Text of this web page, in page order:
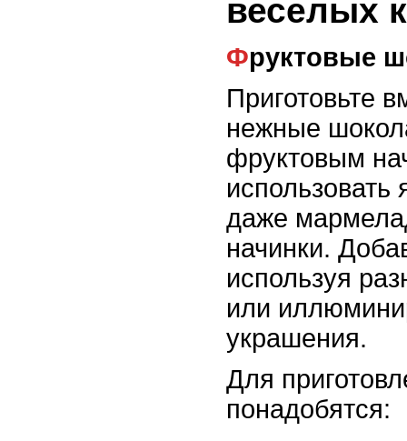
веселых
Фруктовые
Приготовьте
нежные
фруктовым
даже
начинки.
используя
или
украшения.
Для
понадобятся: